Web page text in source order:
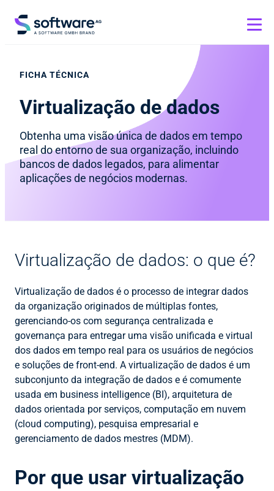
FICHA TÉCNICA
Virtualização de dados
Obtenha uma visão única de dados em tempo
real do entorno de sua organização, incluindo
bancos de dados legados, para alimentar
aplicações de negócios modernas.
Virtualização de dados: o que é?
Virtualização de dados é o processo de integrar dados
da organização originados de múltiplas fontes,
gerenciando-os com segurança centralizada e
governança para entregar uma visão unificada e virtual
dos dados em tempo real para os usuários de negócios
e soluções de front-end. A virtualização de dados é um
subconjunto da integração de dados e é comumente
usada em business intelligence (BI), arquitetura de
dados orientada por serviços, computação em nuvem
(cloud computing), pesquisa empresarial e
gerenciamento de dados mestres (MDM).
Por que usar virtualização